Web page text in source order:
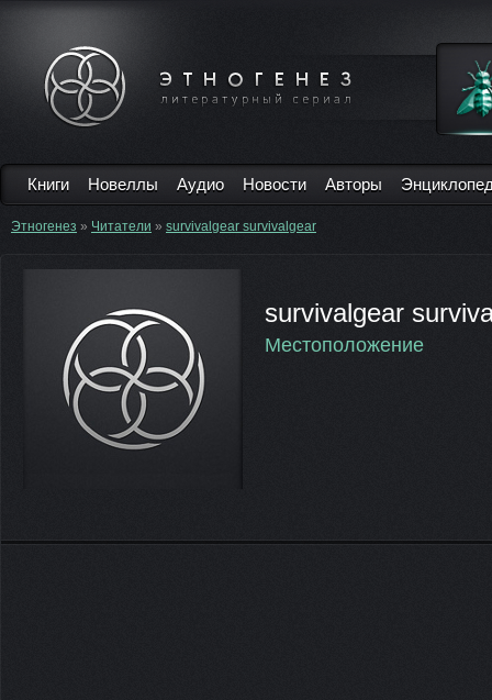
Книги Новеллы Аудио Новости Авторы
Этногенез » Читатели » survivalgear survivalgear
survivalgear
Местоположение